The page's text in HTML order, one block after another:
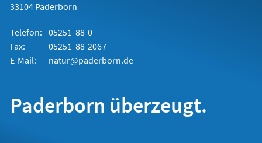
33104 Paderborn
Telefon: 05251 88-0
Fax:
05251 88-2067
E-Mail:
natur@paderborn.de
Paderborn überzeugt.